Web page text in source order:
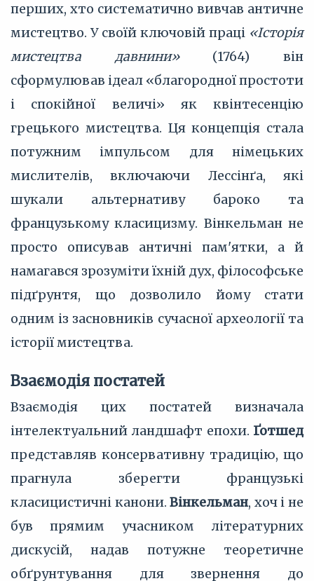
перших, хто систематично вивчав античне
мистецтво. У своїй ключовій праці «Історія
мистецтва давнини»(1764) він
сформулював ідеал «благородної простоти
і спокійної величі» як квінтесенцію
грецького мистецтва. Ця концепція стала
потужним імпульсом для німецьких
мислителів, включаючи Лессінґа, які
шукали альтернативу бароко та
французькому класицизму. Вінкельман не
просто описував античні пам'ятки, а й
намагався зрозуміти їхній дух, філософське
підґрунтя, що дозволило йому стати
одним із засновників сучасної археології та
історії мистецтва.
Взаємодія постатей
Взаємодія цих постатей визначала
інтелектуальний ландшафт епохи. Ґотшед
представляв консервативну традицію, що
прагнула зберегти французькі
класицистичні канони.Вінкельман, хоч і не
був прямим учасником літературних
дискусій, надав потужне теоретичне
обґрунтування для звернення до